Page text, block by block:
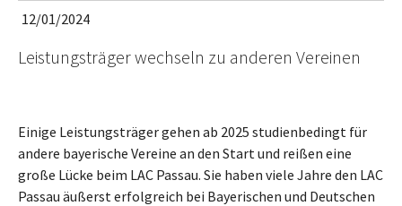
12/01/2024
Leistungsträger wechseln zu anderen Vereinen
Einige Leistungsträger gehen ab 2025 studienbedingt für
andere bayerische Vereine an den Start und reißen eine
große Lücke beim LAC Passau. Sie haben viele Jahre den LAC
Passau äußerst erfolgreich bei Bayerischen und Deutschen